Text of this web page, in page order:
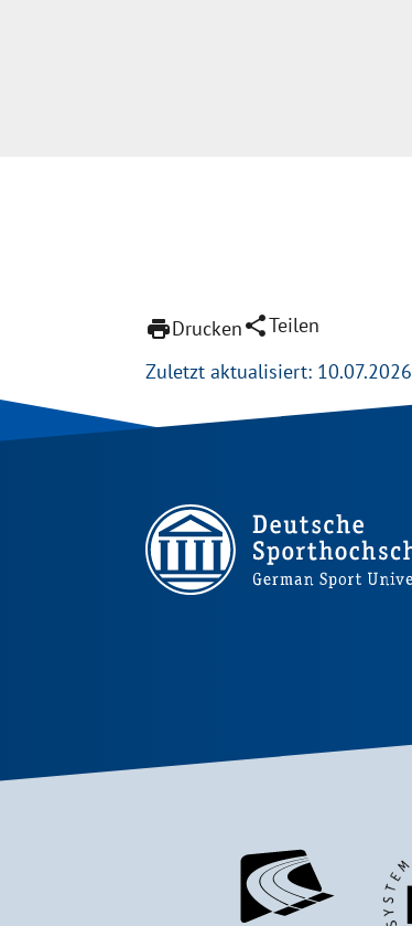
printDruckenshareTeilen
Zuletzt aktualisiert: 10.07.2026